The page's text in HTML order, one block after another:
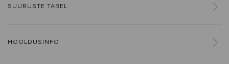
SUURUSTE TABEL
HOOLDUSINFO